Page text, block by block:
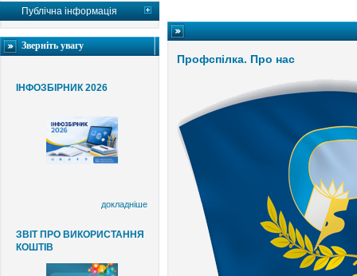
Публічна інформація
Зверніть увагу
ІНФОЗБІРНИК 2026
докладніше
ЗВІТ ПРО ВИКОРИСТАННЯ
КОШТІВ
Профспілка. Про нас